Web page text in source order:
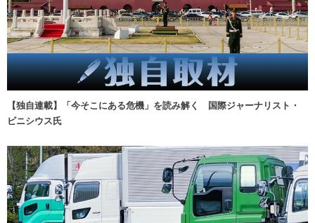
【独自連載】「今そこにある危機」を読み解く 国際ジャーナリスト・
ビニシウス氏